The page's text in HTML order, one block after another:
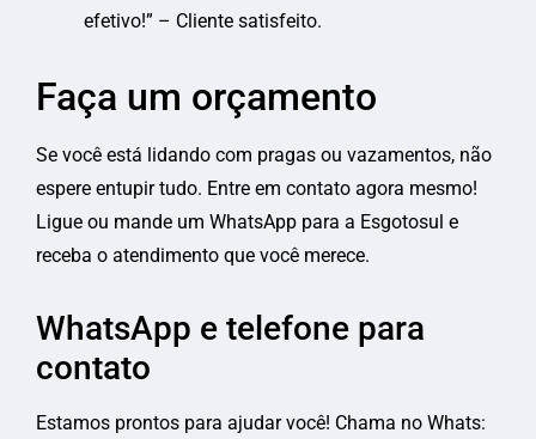
efetivo!” – Cliente satisfeito.
Faça um orçamento
Se você está lidando com pragas ou vazamentos, não
espere entupir tudo. Entre em contato agora mesmo!
Ligue ou mande um WhatsApp para a Esgotosul e
receba o atendimento que você merece.
WhatsApp e telefone para
contato
Estamos prontos para ajudar você! Chama no Whats: